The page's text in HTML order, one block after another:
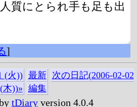
質にとられ手も足も出
]
(火)) 最新
次の日記(2006-02-02
(木))» 編集
tDiaryversion 4.0.4